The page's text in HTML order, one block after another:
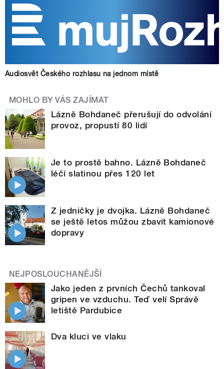
Audiosvět Českého rozhlasu na jednom místě
MOHLO BY VÁS ZAJÍMAT
Lázně Bohdaneč přerušují do odvolání
provoz, propustí 80 lidí
Je to prostě bahno. Lázně Bohdaneč
léčí slatinou přes 120 let
Z jedničky je dvojka. Lázně Bohdaneč
se ještě letos můžou zbavit kamionové
dopravy
NEJPOSLOUCHANĚJŠÍ
Jako jeden z prvních Čechů tankoval
gripen ve vzduchu. Teď velí Správě
letiště Pardubice
Dva kluci ve vlaku